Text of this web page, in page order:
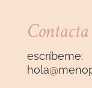
escríbeme: